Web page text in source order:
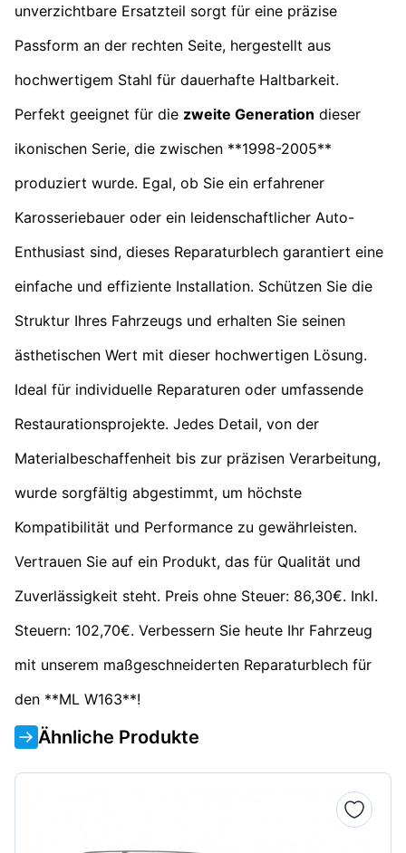
unverzichtbare Ersatzteil sorgt für eine präzise
Passform an der rechten Seite, hergestellt aus
hochwertigem Stahl für dauerhafte Haltbarkeit.
Perfekt geeignet für die zweite Generation dieser
ikonischen Serie, die zwischen **1998-2005**
produziert wurde. Egal, ob Sie ein erfahrener
Karosseriebauer oder ein leidenschaftlicher Auto-
Enthusiast sind, dieses Reparaturblech garantiert eine
einfache und effiziente Installation. Schützen Sie die
Struktur Ihres Fahrzeugs und erhalten Sie seinen
ästhetischen Wert mit dieser hochwertigen Lösung.
Ideal für individuelle Reparaturen oder umfassende
Restaurationsprojekte. Jedes Detail, von der
Materialbeschaffenheit bis zur präzisen Verarbeitung,
wurde sorgfältig abgestimmt, um höchste
Kompatibilität und Performance zu gewährleisten.
Vertrauen Sie auf ein Produkt, das für Qualität und
Zuverlässigkeit steht. Preis ohne Steuer: 86,30€. Inkl.
Steuern: 102,70€. Verbessern Sie heute Ihr Fahrzeug
mit unserem maßgeschneiderten Reparaturblech für
den **ML W163**!
Ähnliche Produkte